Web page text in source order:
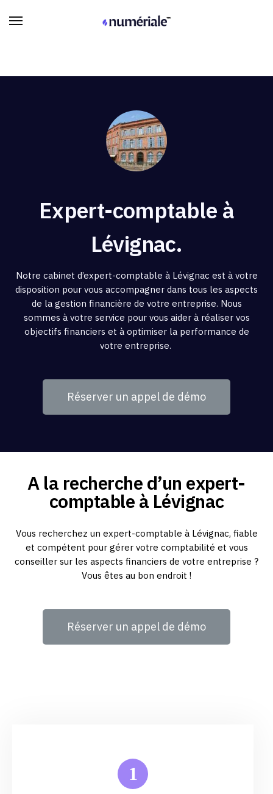
Expert-comptable à
Lévignac.
Notre cabinet d’expert-comptable à Lévignac est à votre
disposition pour vous accompagner dans tous les aspects
de la gestion financière de votre entreprise. Nous
sommes à votre service pour vous aider à réaliser vos
objectifs financiers et à optimiser la performance de
votre entreprise.
Réserver un appel de démo
A la recherche d’un expert-
comptable à Lévignac
Vous recherchez un expert-comptable à Lévignac, fiable
et compétent pour gérer votre comptabilité et vous
conseiller sur les aspects financiers de votre entreprise ?
Vous êtes au bon endroit !
Réserver un appel de démo
1